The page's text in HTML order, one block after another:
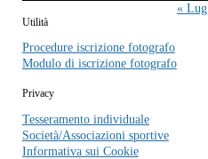
« Lug
Utilità
Procedure iscrizione fotografo
Modulo di iscrizione fotografo
Privacy
Tesseramento individuale
Società/Associazioni sportive
Informativa sui Cookie